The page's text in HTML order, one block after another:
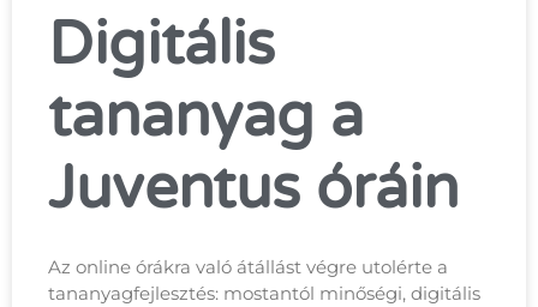
Digitális
tananyag a
Juventus óráin
Az online órákra való átállást végre utolérte a
tananyagfejlesztés: mostantól minőségi, digitális